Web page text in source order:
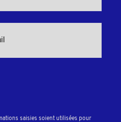
saisies soient utilisées pour